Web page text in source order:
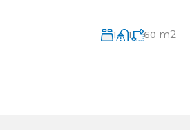
1 1 60 m2